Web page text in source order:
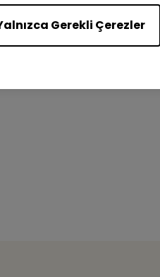
Gerekli Çerezler